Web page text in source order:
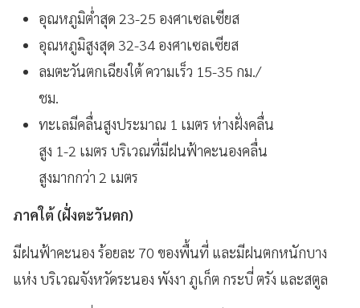
อุณหภูมิต่ำสุด 23-25 องศาเซลเซียส
อุณหภูมิสูงสุด 32-34 องศาเซลเซียส
ลมตะวันตกเฉียงใต้ ความเร็ว 15-35 กม./
ชม.
ทะเลมีคลื่นสูงประมาณ 1 เมตร ห่างฝั่งคลื่น
สูง 1-2 เมตร บริเวณที่มีฝนฟ้าคะนองคลื่น
สูงมากกว่า 2 เมตร
ภาคใต้ (ฝั่งตะวันตก)
มีฝนฟ้าคะนอง ร้อยละ 70 ของพื้นที่ และมีฝนตกหนักบาง
แห่ง บริเวณจังหวัดระนอง พังงา ภูเก็ต กระบี่ ตรัง และสตูล